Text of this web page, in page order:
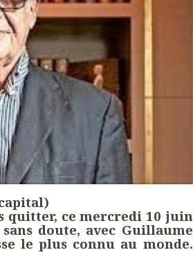
quitter, ce mercredi 10 juin
doute, avec Guillaume
le plus connu au monde.